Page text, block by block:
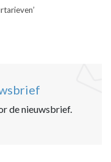
de nieuwsbrief.